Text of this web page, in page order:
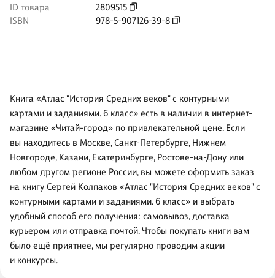
ID товара
2809515
ISBN
978-5-907126-39-8
Книга «Атлас "История Средних веков" с контурными
картами и заданиями. 6 класс» есть в наличии в интернет-
магазине «Читай-город» по привлекательной цене. Если
вы находитесь в Москве, Санкт-Петербурге, Нижнем
Новгороде, Казани, Екатеринбурге, Ростове-на-Дону или
любом другом регионе России, вы можете оформить заказ
на книгу Сергей Колпаков «Атлас "История Средних веков" с
контурными картами и заданиями. 6 класс» и выбрать
удобный способ его получения: самовывоз, доставка
курьером или отправка почтой. Чтобы покупать книги вам
было ещё приятнее, мы регулярно проводим акции
и конкурсы.